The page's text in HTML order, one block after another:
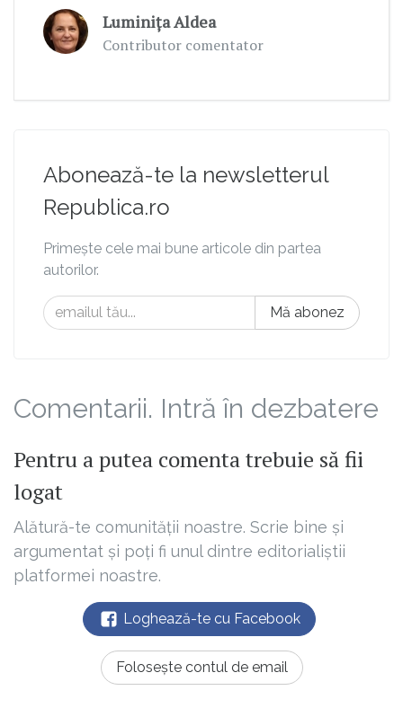
Luminița Aldea
Contributor comentator
Abonează-te la newsletterul
Republica.ro
Primește cele mai bune articole din partea
autorilor.
Mă abonez
Comentarii. Intră în dezbatere
Pentru a putea comenta trebuie să fii
logat
Alătură-te comunității noastre. Scrie bine și
argumentat și poți fi unul dintre editorialiștii
platformei noastre.
Loghează-te cu Facebook
Folosește contul de email